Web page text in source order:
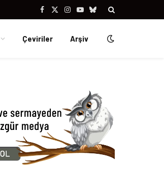
Facebook
X
Instagram
YouTubeBluesky
Çeviriler Arşiv